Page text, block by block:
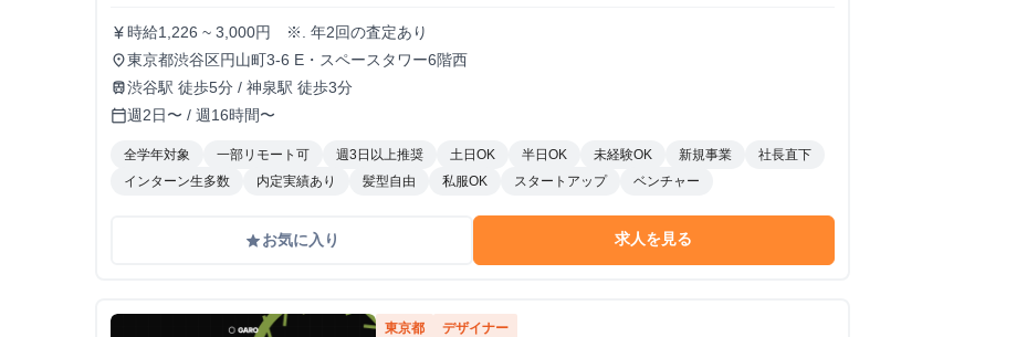
currency_yen時給1,226 ~ 3,000円 ※. 年2回の査定あり
place東京都渋谷区円山町3-6 E・スペースタワー6階西
train渋谷駅 徒歩5分 / 神泉駅 徒歩3分
calendar_today週2日〜 / 週16時間〜
全学年対象 一部リモート可 週3日以上推奨 土日OK 半日OK 未経験OK 新規事業
社長直下
インターン生多数
内定実績あり 髪型自由 私服OK スタートアップ ベンチャー
gradeお気に入り 求人を見る
東京都 デザイナー